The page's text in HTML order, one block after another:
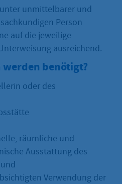
unmittelbarer und
Person
auf die jeweilige
ausreichend.
benötigt?
oder des
räumliche und
Ausstattung des
Verwendung der